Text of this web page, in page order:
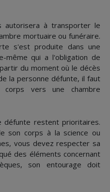
autorisera à transporter le
mortuaire ou funéraire.
s'est produite dans une
même qui a l'obligation de
du moment où le décès
la personne défunte, il faut
vers une chambre
défunte restent prioritaires.
son corps à la science ou
vous devez respecter sa
des éléments concernant
son entourage doit